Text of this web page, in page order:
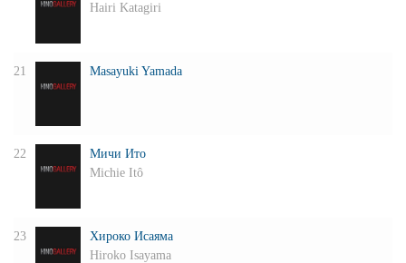
Hairi Katagiri
21 Masayuki Yamada
22
Мичи Ито
Michie Itô
23
Хироко Исаяма
Hiroko Isayama